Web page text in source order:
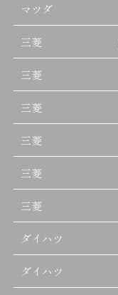
マツダ
三菱
三菱
三菱
三菱
三菱
三菱
ダイハツ
ダイハツ